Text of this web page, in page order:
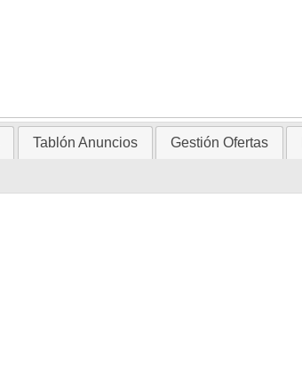
Tablón Anuncios Gestión Ofertas